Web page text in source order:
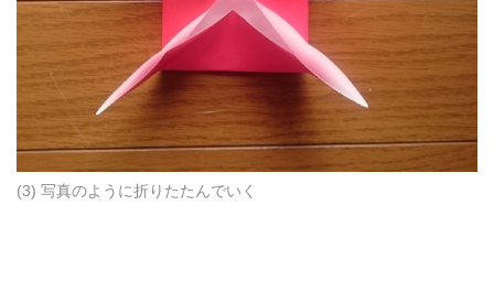
(3) 写真のように折りたたんでいく